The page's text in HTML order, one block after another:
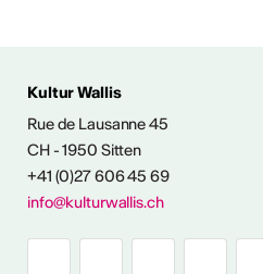
Ausstellungen
Himmel im Wallis
Kultur Wallis
Rue de Lausanne 45
CH - 1950 Sitten
+41 (0)27 606 45 69
info@kulturwallis.ch